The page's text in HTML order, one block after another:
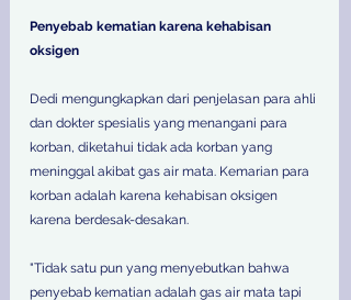
Penyebab kematian karena kehabisan
oksigen
Dedi mengungkapkan dari penjelasan para ahli
dan dokter spesialis yang menangani para
korban, diketahui tidak ada korban yang
meninggal akibat gas air mata. Kemarian para
korban adalah karena kehabisan oksigen
karena berdesak-desakan.
"Tidak satu pun yang menyebutkan bahwa
penyebab kematian adalah gas air mata tapi